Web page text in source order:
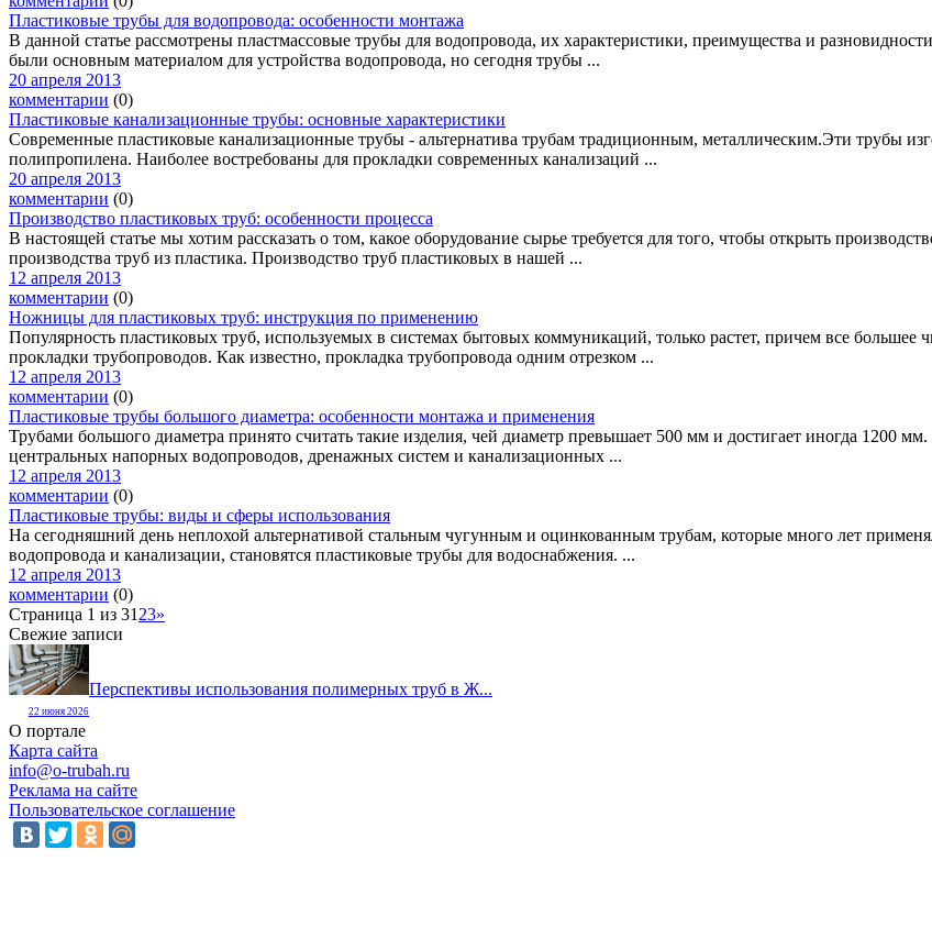
Пластиковые трубы для водопровода: особенности монтажа
В данной статье рассмотрены пластмассовые трубы для водопровода, их характеристики, преимущества и
были основным материалом для устройства водопровода, но сегодня трубы ...
20 апреля 2013
комментарии (0)
Пластиковые канализационные трубы: основные характеристики
Современные пластиковые канализационные трубы - альтернатива трубам традиционным, металлическим.Эти трубы
полипропилена. Наиболее востребованы для прокладки современных канализаций ...
20 апреля 2013
комментарии (0)
Производство пластиковых труб: особенности процесса
В настоящей статье мы хотим рассказать о том, какое оборудование сырье требуется для того, чтобы открыть
производства труб из пластика. Производство труб пластиковых в нашей ...
12 апреля 2013
комментарии (0)
Ножницы для пластиковых труб: инструкция по применению
Популярность пластиковых труб, используемых в системах бытовых коммуникаций, только растет, причем все большее
прокладки трубопроводов. Как известно, прокладка трубопровода одним отрезком ...
12 апреля 2013
комментарии (0)
Пластиковые трубы большого диаметра: особенности монтажа и применения
Трубами большого диаметра принято считать такие изделия, чей диаметр превышает 500 мм и достигает иногда 1200
центральных напорных водопроводов, дренажных систем и канализационных ...
12 апреля 2013
комментарии (0)
Пластиковые трубы: виды и сферы использования
На сегодняшний день неплохой альтернативой стальным чугунным и оцинкованным трубам, которые много лет
водопровода и канализации, становятся пластиковые трубы для водоснабжения. ...
12 апреля 2013
комментарии (0)
Страница 1 из 31 23»
Свежие записи
Перспективы использования полимерных труб в Ж...
22 июня 2026
О портале
Карта сайта
info@o-trubah.ru
Реклама на сайте
Пользовательское соглашение